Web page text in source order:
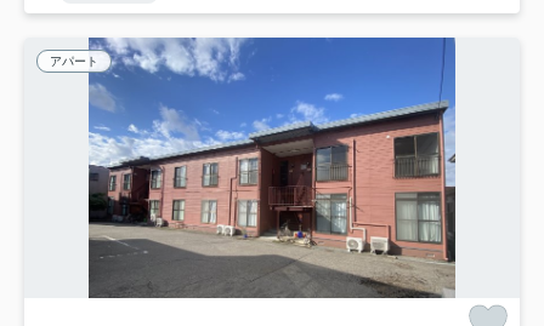
アパート